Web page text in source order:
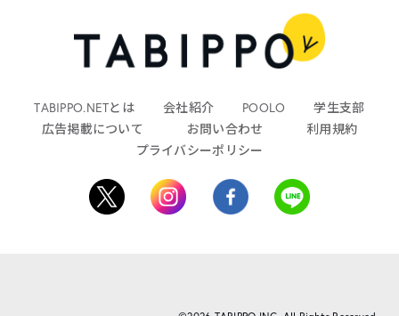
TABIPPO.NETとは 会社紹介 POOLO
学生支部
広告掲載について
お問い合わせ
利用規約
プライバシーポリシー